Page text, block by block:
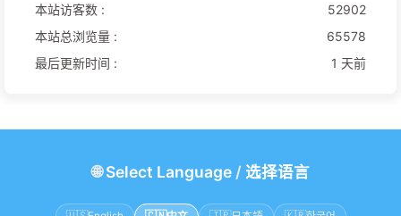
本站访客数 :
52902
本站总浏览量 :
65578
最后更新时间 :
1 天前
🌐Select Language/ 选择语言